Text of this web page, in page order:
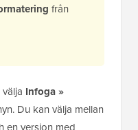
från
Infoga »
Du kan välja mellan
en version med